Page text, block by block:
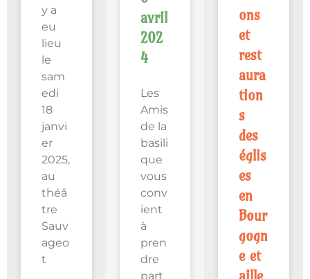
y a
eu
lieu
le
sam
edi
18
janvi
er
2025,
au
théâ
tre
Sauv
ageo
t
avril
202
4
Les
Amis
de la
basili
que
vous
conv
ient
à
pren
dre
part
ons
et
rest
aura
tion
s
des
églis
es
en
Bour
gogn
e et